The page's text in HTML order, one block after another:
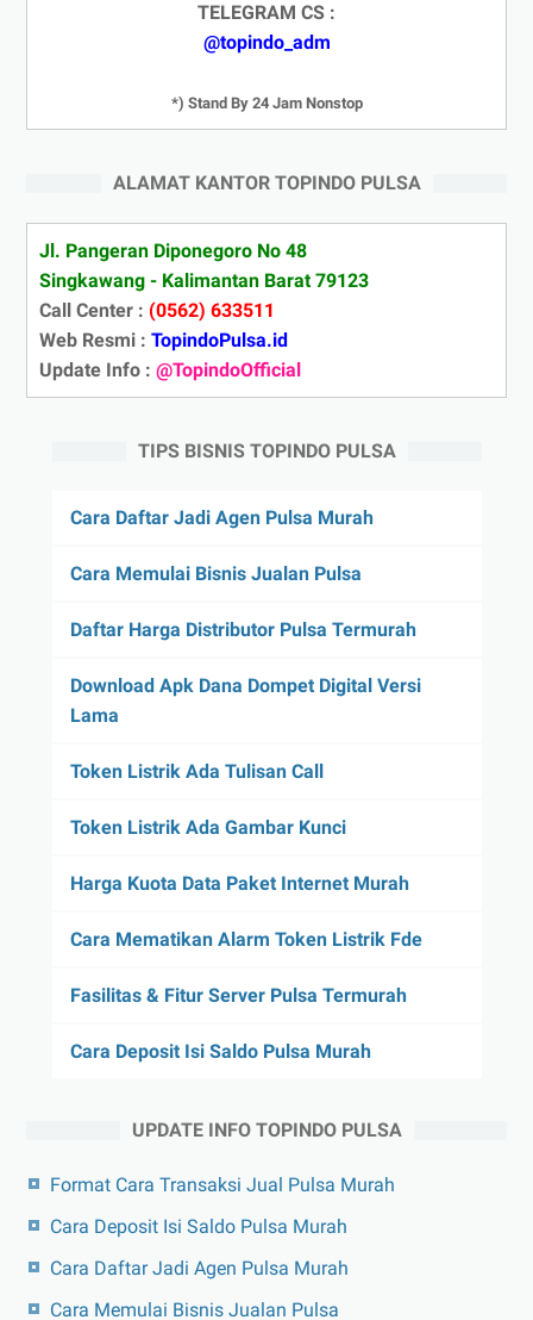
TELEGRAM CS :
@topindo_adm
*) Stand By 24 Jam Nonstop
ALAMAT KANTOR TOPINDO PULSA
Jl. Pangeran Diponegoro No 48
Singkawang - Kalimantan Barat 79123
Call Center : (0562) 633511
Web Resmi : TopindoPulsa.id
Update Info : @TopindoOfficial
TIPS BISNIS TOPINDO PULSA
Cara Daftar Jadi Agen Pulsa Murah
Cara Memulai Bisnis Jualan Pulsa
Daftar Harga Distributor Pulsa Termurah
Download Apk Dana Dompet Digital Versi
Lama
Token Listrik Ada Tulisan Call
Token Listrik Ada Gambar Kunci
Harga Kuota Data Paket Internet Murah
Cara Mematikan Alarm Token Listrik Fde
Fasilitas & Fitur Server Pulsa Termurah
Cara Deposit Isi Saldo Pulsa Murah
UPDATE INFO TOPINDO PULSA
Format Cara Transaksi Jual Pulsa Murah
Cara Deposit Isi Saldo Pulsa Murah
Cara Daftar Jadi Agen Pulsa Murah
Cara Memulai Bisnis Jualan Pulsa